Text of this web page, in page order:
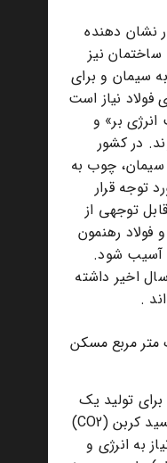
نشان دهنده
نیز
سیمان و برای
فولاد نیاز است
بر» و
در کشور
سیمان، چوب به
توجه قرار
توجهی از
فولاد رهنمون
آسیب شود.
اخیر داشته
.
مربع مسکن
تولید یک
تُن سیمان، حدود ۹۰۰ کیلوگرم دی اکسید کربن (CO2)
به انرژی و